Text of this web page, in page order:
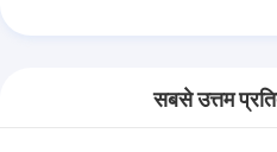
सबसे उत्तम